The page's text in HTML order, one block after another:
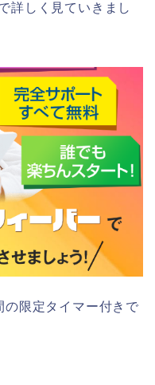
詳しく見ていきまし
限定タイマー付きで